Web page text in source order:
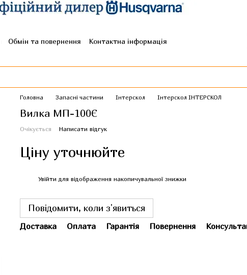
Обмін та повернення
Контактна інформація
Головна Запасні частини Інтерскол Інтерскол ІНТЕРСКОЛ
Вилка МП-100Є
Очікується Написати відгук
Ціну уточнюйте
Увійти для відображення накопичувальної знижки
Повідомити, коли з'явиться
Доставка Оплата Гарантія Повернення